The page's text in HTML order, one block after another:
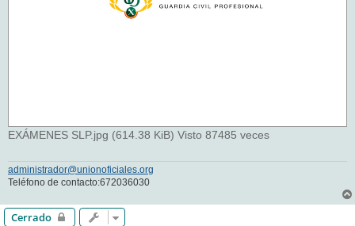
EXÁMENES SLP.jpg (614.38 KiB) Visto 87485 veces
administrador@unionoficiales.org
Teléfono de contacto:672036030
Cerrado